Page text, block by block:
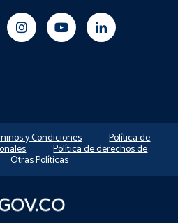
y Condiciones Política de
Política de derechos de
Otras Políticas